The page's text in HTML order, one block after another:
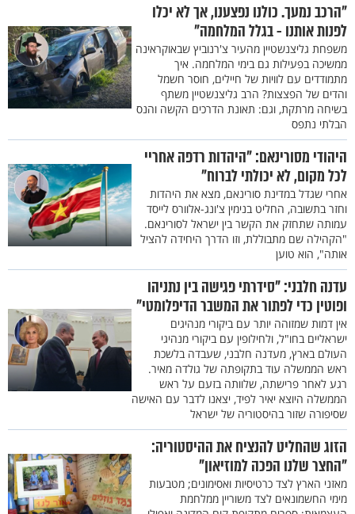
"הרכב נמעך. כולנו נפצענו, אך לא יכלו
לפנות אותנו - בגלל המלחמה"
משפחת גליצנשטיין מהעיר צ'רנוביץ שבאוקראינה
ממשיכה בפעילות גם בימי המלחמה. איך
מתמודדים עם לוויות של חיילים, חוסר חשמל
והדים של הפצצות? הרב גליצנשטיין משתף
בשיחה מרתקת, וגם: תאונת הדרכים הקשה והנס
הבלתי נתפס
היהודי מסורינאם: "היהדות רדפה אחריי
לכל מקום, לא יכולתי לברוח"
אחרי שגדל במדינת סורינאם, מצא את היהדות
וחזר בתשובה, החליט בנימין צ'ונג-אלוורס לייסד
עמותה שתחזק את הקשר בין ישראל לסורינאם.
"הקהילה שם מתבוללת, וזו הדרך היחידה להציל
אותה", הוא טוען
עדנה חלבני: "סידרתי פגישה בין נתניהו
ופוטין כדי לפתור את המשבר הדיפלומטי"
אין דמות שמזוהה יותר עם ביקורי מנהיגים
ישראליים בחו"ל, ולחילופין עם ביקורי מנהיגי
העולם בארץ, מעדנה חלבני, שעבדה בלשכת
ראש הממשלה עוד בתקופתה של גולדה מאיר.
רגע לאחר פרישתה, שלוותה בזעם על ראש
הממשלה היוצא יאיר לפיד, יצאנו לדבר עם האישה
שסיפורה שזור בהיסטוריה של ישראל
הזוג שהחליט להנציח את ההיסטוריה:
"החצר שלנו הפכה למוזיאון"
מאזני הארץ לצד כרטיסיות ואסימונים; מטבעות
מימי החשמונאים לצד משוריין ממלחמת